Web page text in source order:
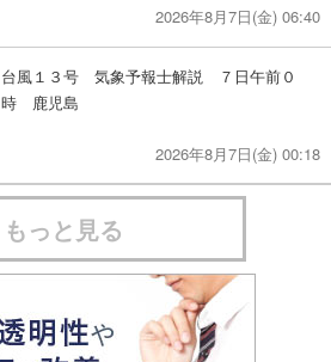
2026年8月7日(金) 06:40
台風１３号 気象予報士解説 ７日午前０
時 鹿児島
2026年8月7日(金) 00:18
もっと見る